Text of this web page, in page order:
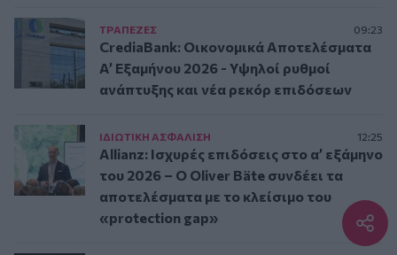
ΤΡAΠΕΖΕΣ 09:23
CrediaBank: Οικονομικά Αποτελέσματα
A’ Εξαμήνου 2026 - Υψηλοί ρυθμοί
ανάπτυξης και νέα ρεκόρ επιδόσεων
ΙΔΙΩΤΙΚΗ ΑΣΦAΛΙΣΗ 12:25
Allianz: Ισχυρές επιδόσεις στο α’ εξάμηνο
του 2026 – Ο Oliver Bäte συνδέει τα
αποτελέσματα με το κλείσιμο του
«protection gap»